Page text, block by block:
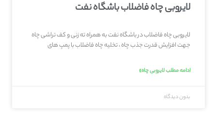
لایروبی چاه فاضلاب باشگاه نفت
لایروبی چاه فاضلاب در باشگاه نفت به همراه ته زنی و کف تراشی چاه
جهت افزایش قدرت جذب چاه ، تخلیه چاه فاضلاب با پمپ های
ادامه مطلب لایروبی چاه»
بدون دیدگاه